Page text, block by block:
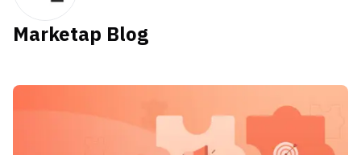
Marketap Blog